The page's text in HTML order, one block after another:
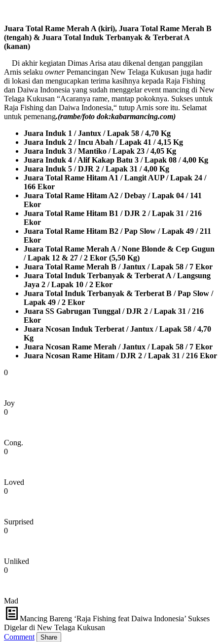
Juara Total Rame Merah A (kiri), Juara Total Rame Merah B
(tengah) & Juara Total Induk Terbanyak & Terberat A
(kanan)
Di akhir kegiatan Dimas Arisa atau dikenal dengan panggilan
Arnis selaku ownerPemancingan New Telaga Kukusan juga hadir
di lokasi dan mengucapkan terima kasihnya kepada Raja Fishing
dan Daiwa Indonesia yang sudah menggelar event mancing di New
Telaga Kukusan “Acaranya rame, mantap pokoknya. Sukses untuk
Raja Fishing dan Daiwa Indonesia,“ tutup Arnis sore itu. Selamat
untuk pemenang.(rambe/foto dok:kabarmancing.com)
Juara Induk 1 / Jantux / Lapak 58 / 4,70 Kg
Juara Induk 2 / Incu Abah / Lapak 41 / 4,15 Kg
Juara Induk 3 / Mantiko / Lapak 23 / 4,05 Kg
Juara Induk 4 / Alif Kakap Batu 3 / Lapak 08 / 4,00 Kg
Juara Induk 5 / DJR 2 / Lapak 31 / 4,00 Kg
Juara Total Rame Hitam A1 / Langit AUP / Lapak 24 /
166 Ekor
Juara Total Rame Hitam A2 / Debay / Lapak 04 / 141
Ekor
Juara Total Rame Hitam B1 / DJR 2 / Lapak 31 / 216
Ekor
Juara Total Rame Hitam B2 / Pap Slow / Lapak 49 / 211
Ekor
Juara Total Rame Merah A / None Blonde & Cep Gugun
/ Lapak 12 & 27 / 2 Ekor (5,50 Kg)
Juara Total Rame Merah B / Jantux / Lapak 58 / 7 Ekor
Juara Total Induk Terbanyak & Terberat A / Langsung
Jaya 2 / Lapak 10 / 2 Ekor
Juara Total Induk Terbanyak & Terberat B / Pap Slow /
Lapak 49 / 2 Ekor
Juara SS Gabrugan Tunggal / DJR 2 / Lapak 31 / 216
Ekor
Juara Ncosan Induk Terberat / Jantux / Lapak 58 / 4,70
Kg
Juara Ncosan Rame Merah / Jantux / Lapak 58 / 7 Ekor
Juara Ncosan Rame Hitam / DJR 2 / Lapak 31 / 216 Ekor
0
Joy
0
Cong.
0
Loved
0
Surprised
0
Unliked
0
Mad
Mancing Bareng ‘Raja Fishing feat Daiwa Indonesia’ Sukses
Digelar di New Telaga Kukusan
Comment
Share